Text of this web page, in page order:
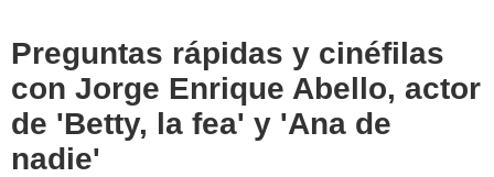
Preguntas rápidas y cinéfilas
con Jorge Enrique Abello, actor
de 'Betty, la fea' y 'Ana de
nadie'